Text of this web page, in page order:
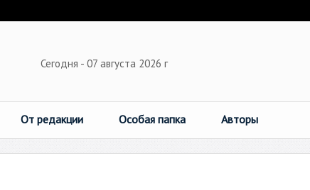
Сегодня - 07 августа 2026 г
От редакции Особая папка Авторы